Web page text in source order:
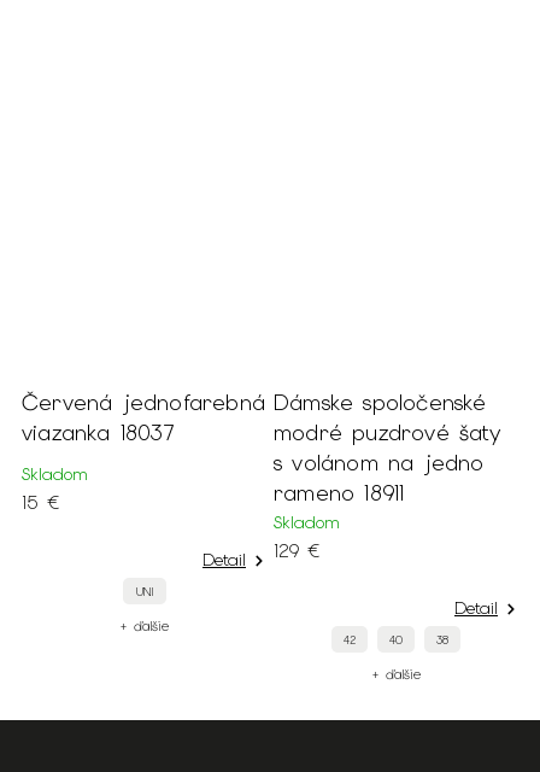
Červená jednofarebná
viazanka 18037
Skladom
15 €
Detail
UNI
+ ďalšie
Dámske spoločenské
modré puzdrové šaty
s volánom na jedno
rameno 18911
Skladom
129 €
Detail
42 40 38
+ ďalšie